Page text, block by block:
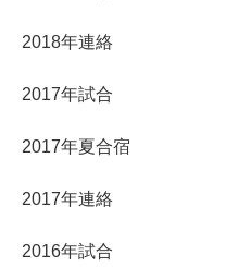
2018年連絡
2017年試合
2017年夏合宿
2017年連絡
2016年試合